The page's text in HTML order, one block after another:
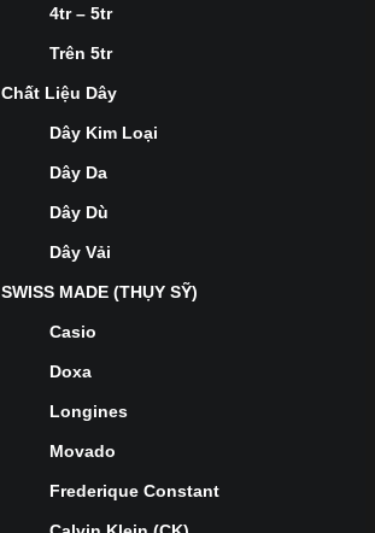
4tr – 5tr
Trên 5tr
Chất Liệu Dây
Dây Kim Loại
Dây Da
Dây Dù
Dây Vải
SWISS MADE (THỤY SỸ)
Casio
Doxa
Longines
Movado
Frederique Constant